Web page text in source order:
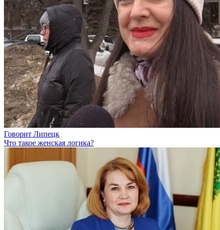
Говорит Липецк
Что такое женская логика?